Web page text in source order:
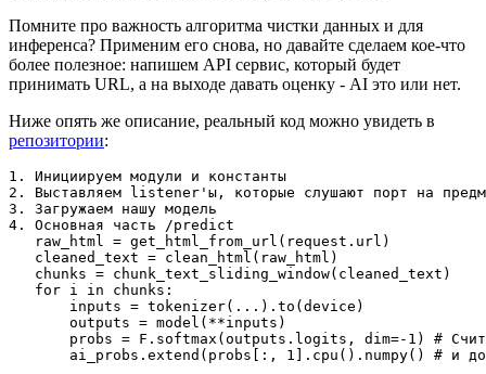
Помните про важность алгоритма чистки данных и для
инференса? Применим его снова, но давайте сделаем кое-что
более полезное: напишем API сервис, который будет
принимать URL, а на выходе давать оценку - AI это или нет.
Ниже опять же описание, реальный код можно увидеть в
репозитории:
1. Инициируем модули и константы
2. Выставляем listener'ы, которые слушают порт на
3. Загружаем нашу модель
4. Основная часть /predict
   raw_html = get_html_from_url(request.url)
   cleaned_text = clean_html(raw_html)
   chunks = chunk_text_sliding_window(cleaned_text)
   for i in chunks:
       inputs = tokenizer(...).to(device)
       outputs = model(**inputs)
probs = F.softmax(outputs.logits, dim=-1) #
ai_probs.extend(probs[:, 1].cpu().numpy() # и